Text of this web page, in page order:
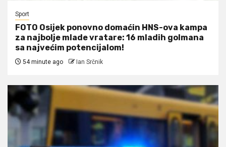
Sport
FOTO Osijek ponovno domaćin HNS-ova kampa
za najbolje mlade vratare: 16 mladih golmana
sa najvećim potencijalom!
54 minute ago Ian Srčnik